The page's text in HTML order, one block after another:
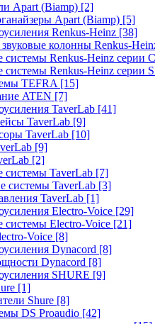
Apart (Biamp) [2]
Apart (Biamp) [5]
Renkus-Heinz [38]
колонны Renkus-
системы Renkus-Heinz серии
системы Renkus-Heinz серии S
TEFRA [15]
ATEN [7]
TaverLab [41]
TaverLab [9]
TaverLab [10]
[9]
[2]
системы TaverLab [7]
системы TaverLab [3]
TaverLab [1]
Electro-Voice [29]
системы Electro-Voice [21]
Voice [8]
Dynacord [8]
Dynacord [8]
SHURE [9]
[1]
Shure [8]
DS Proaudio [42]